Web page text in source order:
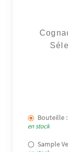
Bouteille :
en stock
Sample